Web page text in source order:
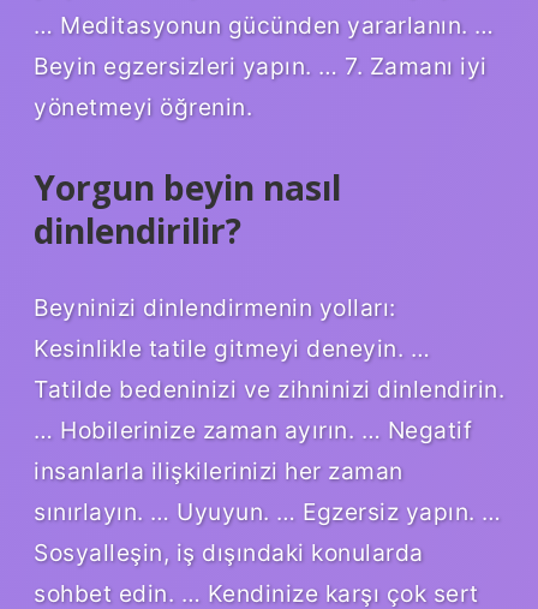
… Meditasyonun gücünden yararlanın. …
Beyin egzersizleri yapın. … 7. Zamanı iyi
yönetmeyi öğrenin.
Yorgun beyin nasıl
dinlendirilir?
Beyninizi dinlendirmenin yolları:
Kesinlikle tatile gitmeyi deneyin. …
Tatilde bedeninizi ve zihninizi dinlendirin.
… Hobilerinize zaman ayırın. … Negatif
insanlarla ilişkilerinizi her zaman
sınırlayın. … Uyuyun. … Egzersiz yapın. …
Sosyalleşin, iş dışındaki konularda
sohbet edin. … Kendinize karşı çok sert